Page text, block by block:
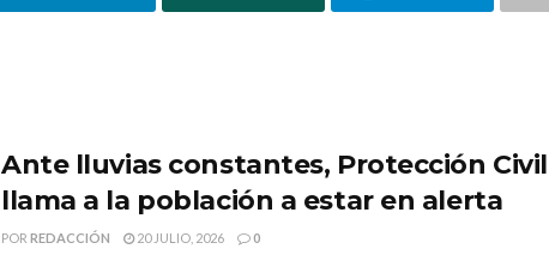
Ante lluvias constantes, Protección Civil
llama a la población a estar en alerta
POR REDACCIÓN 20 JULIO, 2026 0